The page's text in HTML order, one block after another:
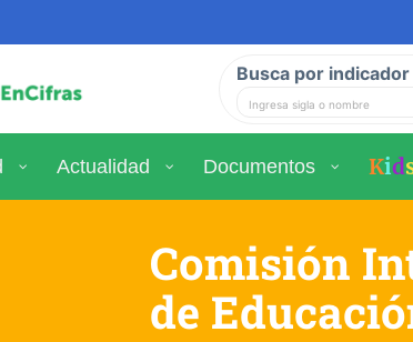
Busca por indicador
Actualidad Documentos Kid
Comisión
de